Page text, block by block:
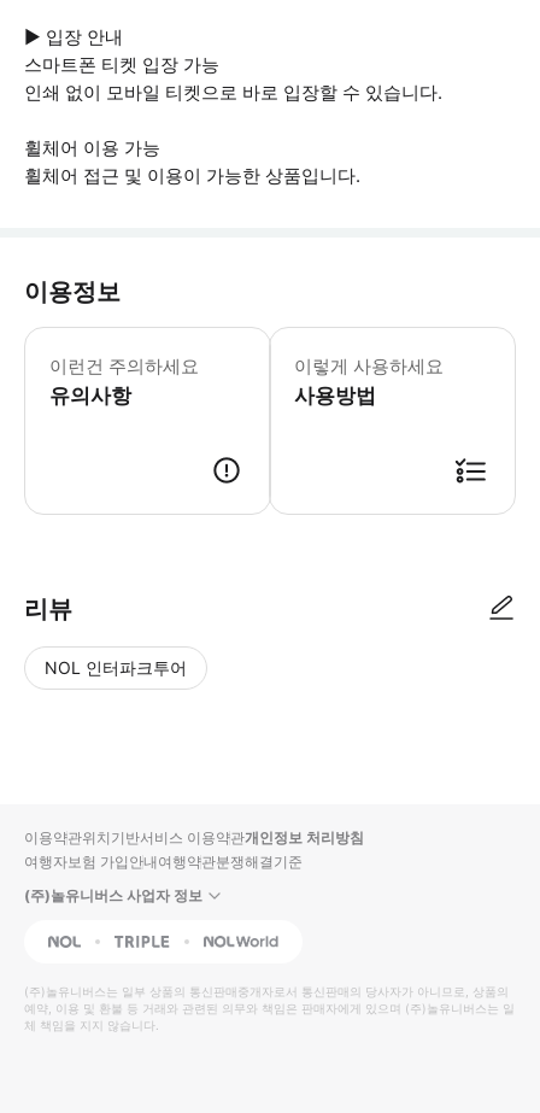
▶ 입장 안내
스마트폰 티켓 입장 가능
인쇄 없이 모바일 티켓으로 바로 입장할 수 있습니다.
휠체어 이용 가능
휠체어 접근 및 이용이 가능한 상품입니다.
이용정보
이런건 주의하세요
유의사항
▶ 꼭 알아두세요 조석 상황으로 인해
이렇게 사용하세요
사용방법
리뷰
NOL 인터파크투어
입니
다.
높
은
순
동
영
상
순
상
이용약관위치기반서비스 이용약관개인정보 처리방침
여행자보험 가입안내여행약관분쟁해결기준
(주)놀유니버스 사업자 정보
NOL Triple Interpark Global
(주)놀유니버스는 일부 상품의 통신판매중개자로서 통신판매의 당사자가 아니므로, 상품의
예약, 이용 및 환불 등 거래와 관련된 의무와 책임은 판매자에게 있으며 (주)놀유니버스는 일
체 책임을 지지 않습니다.